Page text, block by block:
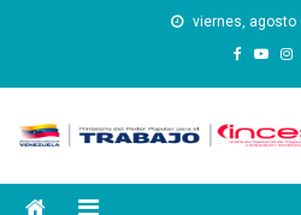
viernes, agosto
Instituto
Capacitación